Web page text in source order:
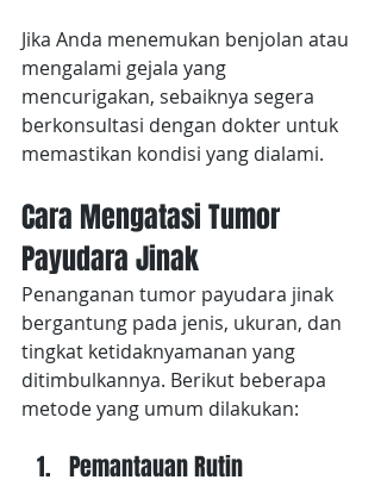
Jika Anda menemukan benjolan atau
mengalami gejala yang
mencurigakan, sebaiknya segera
berkonsultasi dengan dokter untuk
memastikan kondisi yang dialami.
Cara Mengatasi Tumor
Payudara Jinak
Penanganan tumor payudara jinak
bergantung pada jenis, ukuran, dan
tingkat ketidaknyamanan yang
ditimbulkannya. Berikut beberapa
metode yang umum dilakukan:
Pemantauan Rutin